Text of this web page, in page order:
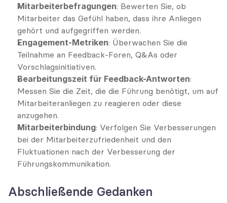
Mitarbeiterbefragungen: Bewerten Sie, ob
Mitarbeiter das Gefühl haben, dass ihre Anliegen
gehört und aufgegriffen werden.
Engagement-Metriken: Überwachen Sie die
Teilnahme an Feedback-Foren, Q&As oder
Vorschlagsinitiativen.
Bearbeitungszeit für Feedback-Antworten:
Messen Sie die Zeit, die die Führung benötigt, um auf
Mitarbeiteranliegen zu reagieren oder diese
anzugehen.
Mitarbeiterbindung: Verfolgen Sie Verbesserungen
bei der Mitarbeiterzufriedenheit und den
Fluktuationen nach der Verbesserung der
Führungskommunikation.
Abschließende Gedanken